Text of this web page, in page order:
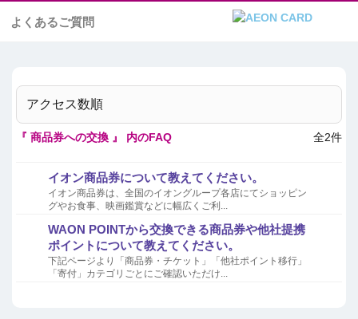
よくあるご質問
『 商品券への交換 』 内のFAQ 全2件
イオン商品券について教えてください。
イオン商品券は、全国のイオングループ各店にてショッピン
グやお食事、映画鑑賞などに幅広くご利...
WAON POINTから交換できる商品券や他社提携
ポイントについて教えてください。
下記ページより「商品券・チケット」「他社ポイント移行」
「寄付」カテゴリごとにご確認いただけ...